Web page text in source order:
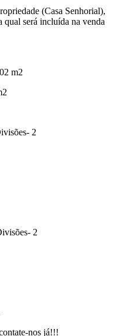
(Casa Senhorial),
qual será incluída na venda
m2
2
2
nos já!!!